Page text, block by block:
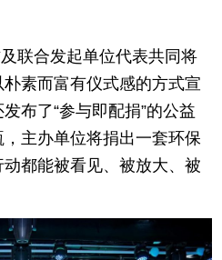
联合发起单位代表共同将
素而富有仪式感的方式宣
布了“参与即配捐”的公益
主办单位将捐出一套环保
都能被看见、被放大、被